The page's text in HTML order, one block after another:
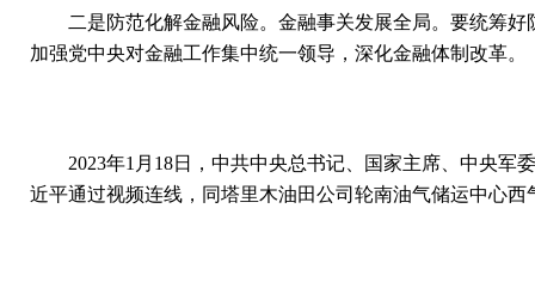
二是防范化解金融风险。金融事关发展全局。要统筹
加强党中央对金融工作集中统一领导，深化金融体制改革。
2023年1月18日，中共中央总书记、国家主席、中央
近平通过视频连线，同塔里木油田公司轮南油气储运中心